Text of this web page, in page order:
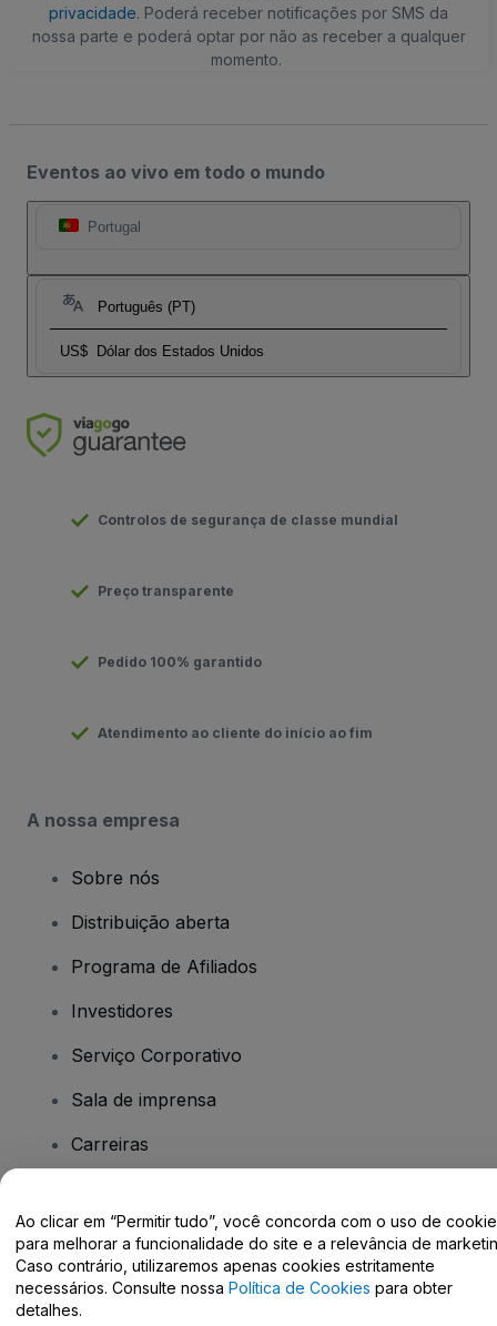
privacidade. Poderá receber notificações por SMS da
nossa parte e poderá optar por não as receber a qualquer
momento.
Eventos ao vivo em todo o mundo
Portugal
Português (PT)
US$ Dólar dos Estados Unidos
Controlos de segurança de classe mundial
Preço transparente
Pedido 100% garantido
Atendimento ao cliente do início ao fim
A nossa empresa
Sobre nós
Distribuição aberta
Programa de Afiliados
Investidores
Serviço Corporativo
Sala de imprensa
Carreiras
Tem dúvidas?
Centro de Ajuda / Fale Conosco
Ao clicar em “Permitir tudo”, você concorda com o uso de
para melhorar a funcionalidade do site e a relevância de
Caso contrário, utilizaremos apenas cookies estritamente
necessários. Consulte nossa Política de Cookies para obter
detalhes.